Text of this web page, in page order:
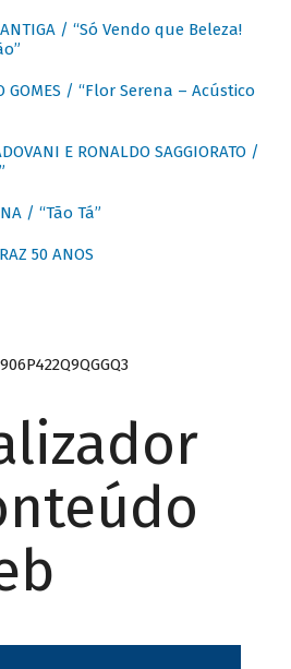
ANTIGA / “Só Vendo que Beleza!
GOMES / “Flor Serena – Acústico
E RONALDO SAGGIORATO /
/ “Tão Tá”
50 ANOS